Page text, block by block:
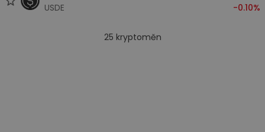
USDE
-0.10%
25 kryptoměn